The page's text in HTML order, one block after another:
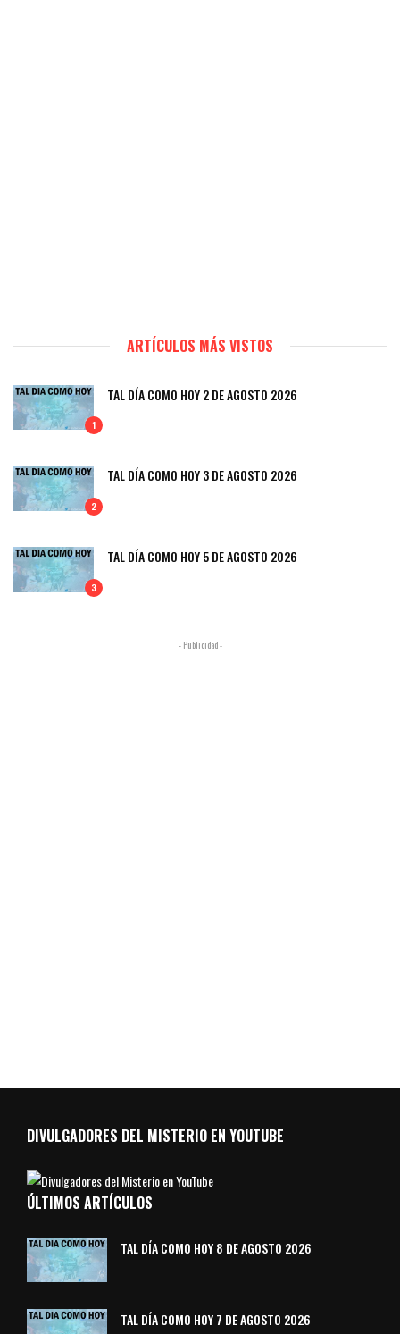
ARTÍCULOS MÁS VISTOS
1
TAL DÍA COMO HOY 2 DE AGOSTO 2026
2
TAL DÍA COMO HOY 3 DE AGOSTO 2026
3
TAL DÍA COMO HOY 5 DE AGOSTO 2026
- Publicidad -
DIVULGADORES DEL MISTERIO EN YOUTUBE
ÚLTIMOS ARTÍCULOS
TAL DÍA COMO HOY 8 DE AGOSTO 2026
TAL DÍA COMO HOY 7 DE AGOSTO 2026